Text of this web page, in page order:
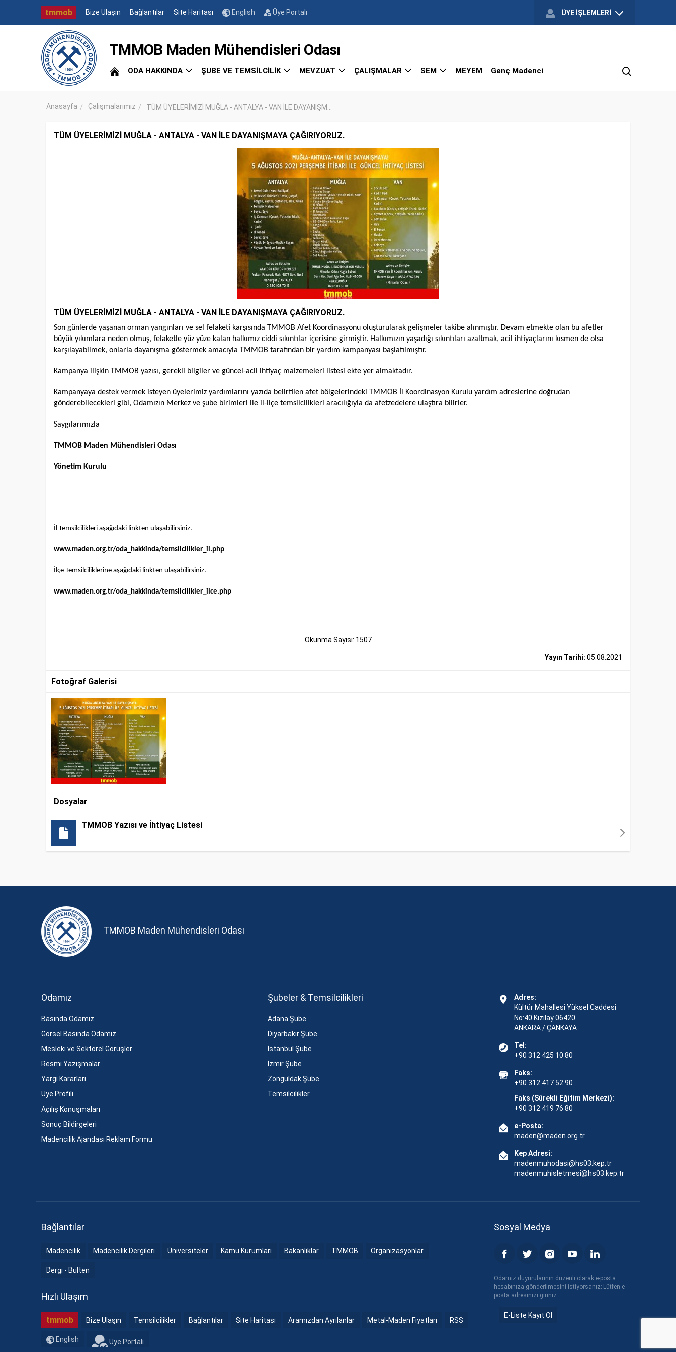
tmmob Bize Ulaşın Bağlantılar Site Haritası English Üye Portalı ÜYE İŞLEMLERİ
TMMOB Maden Mühendisleri Odası
ODA HAKKINDA ŞUBE VE TEMSİLCİLİK MEVZUAT ÇALIŞMALAR SEM MEYEM Genç Madenci
Anasayfa Çalışmalarımız TÜM ÜYELERİMİZİ MUĞLA - ANTALYA - VAN İLE DAYANIŞM...
TÜM ÜYELERİMİZİ MUĞLA - ANTALYA - VAN İLE DAYANIŞMAYA ÇAĞIRIYORUZ.
TÜM ÜYELERİMİZİ MUĞLA - ANTALYA - VAN İLE DAYANIŞMAYA ÇAĞIRIYORUZ.
Son günlerde yaşanan orman yangınları ve sel felaketi karşısında TMMOB Afet Koordinasyonu oluşturularak gelişmeler takibe alınmıştır. Devam etmekte olan bu afetler
büyük yıkımlara neden olmuş, felaketle yüz yüze kalan halkımız ciddi sıkıntılar içerisine girmiştir. Halkımızın yaşadığı sıkıntıları azaltmak, acil ihtiyaçlarını kısmen de olsa
karşılayabilmek, onlarla dayanışma göstermek amacıyla TMMOB tarafından bir yardım kampanyası başlatılmıştır.
Kampanya ilişkin TMMOB yazısı, gerekli bilgiler ve güncel-acil ihtiyaç malzemeleri listesi ekte yer almaktadır.
Kampanyaya destek vermek isteyen üyelerimiz yardımlarını yazıda belirtilen afet bölgelerindeki TMMOB İl Koordinasyon Kurulu yardım adreslerine doğrudan
gönderebilecekleri gibi, Odamızın Merkez ve şube birimleri ile il-ilçe temsilcilikleri aracılığıyla da afetzedelere ulaştıra bilirler.
Saygılarımızla
TMMOB Maden Mühendisleri Odası
Yönetim Kurulu
İl Temsilcilikleri aşağıdaki linkten ulaşabilirsiniz.
www.maden.org.tr/oda_hakkinda/temsilcilikler_il.php
İlçe Temsilciliklerine aşağıdaki linkten ulaşabilirsiniz.
www.maden.org.tr/oda_hakkinda/temsilcilikler_ilce.php
Okunma Sayısı: 1507
Yayın Tarihi: 05.08.2021
Fotoğraf Galerisi
Dosyalar
TMMOB Yazısı ve İhtiyaç Listesi
TMMOB Maden Mühendisleri Odası
Odamız
Basında Odamız
Görsel Basında Odamız
Mesleki ve Sektörel Görüşler
Resmi Yazışmalar
Yargı Kararları
Üye Profili
Açılış Konuşmaları
Sonuç Bildirgeleri
Madencilik Ajandası Reklam Formu
Şubeler & Temsilcilikleri
Adana Şube
Diyarbakır Şube
İstanbul Şube
İzmir Şube
Zonguldak Şube
Temsilcilikler
Adres:
Kültür Mahallesi Yüksel Caddesi
No:40 Kızılay 06420
ANKARA / ÇANKAYA
Tel:
+90 312 425 10 80
Faks:
+90 312 417 52 90
Faks (Sürekli Eğitim Merkezi):
+90 312 419 76 80
e-Posta:
maden@maden.org.tr
Kep Adresi:
madenmuhodasi@hs03.kep.tr
madenmuhisletmesi@hs03.kep.tr
Bağlantılar
Madencilik Madencilik Dergileri Üniversiteler Kamu Kurumları Bakanlıklar TMMOB Organizasyonlar
Dergi - Bülten
Hızlı Ulaşım
tmmob Bize Ulaşın Temsilcilikler Bağlantılar Site Haritası Aramızdan Ayrılanlar Metal-Maden Fiyatları RSS
English Üye Portalı
Sosyal Medya
Odamız duyurularının düzenli olarak e-posta
hesabınıza gönderilmesini istiyorsanız; Lütfen e-
posta adresinizi giriniz.
E-Liste Kayıt Ol